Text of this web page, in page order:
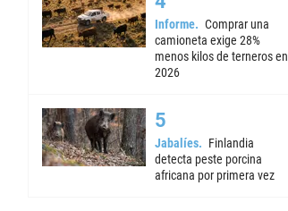
Informe
Comprar una
camioneta exige 28%
menos kilos de terneros en
2026
Jabalíes
Finlandia
detecta peste porcina
africana por primera vez